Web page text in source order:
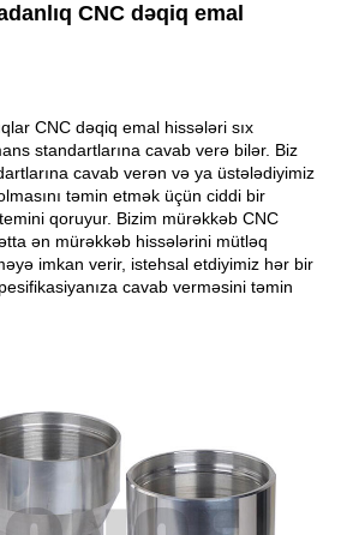
CNC dəqiq emal
CNC dəqiq emal hissələri sıx
standartlarına cavab verə bilər. Biz
cavab verən və ya üstələdiyimiz
təmin etmək üçün ciddi bir
qoruyur. Bizim mürəkkəb CNC
ən mürəkkəb hissələrini mütləq
imkan verir, istehsal etdiyimiz hər bir
cavab verməsini təmin